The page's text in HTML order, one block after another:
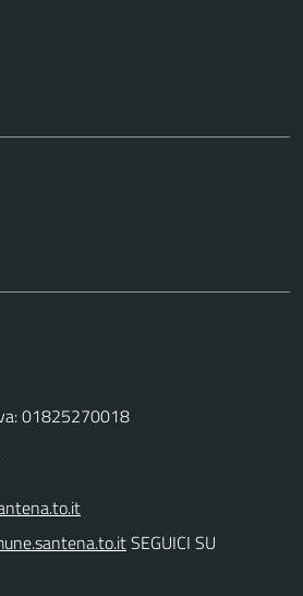
01825270018
SEGUICI SU